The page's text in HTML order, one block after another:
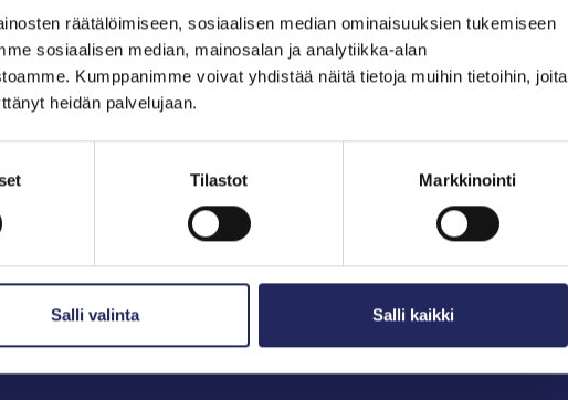
räätälöimiseen, sosiaalisen median ominaisuuksien tukemiseen
sosiaalisen median, mainosalan ja analytiikka-alan
Kumppanimme voivat yhdistää näitä tietoja muihin tietoihin, joita
heidän palvelujaan.
Tilastot Markkinointi
Salli valinta Salli kaikki